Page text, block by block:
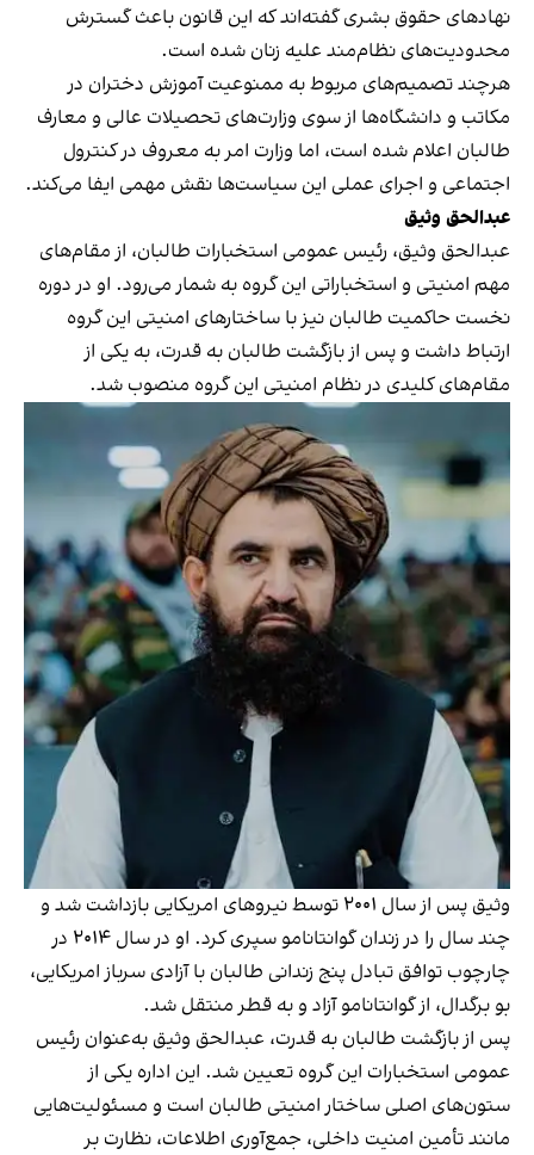
نهادهای حقوق بشری گفته‌اند که این قانون باعث گسترش
محدودیت‌های نظام‌مند علیه زنان شده است.
هرچند تصمیم‌های مربوط به ممنوعیت آموزش دختران در
مکاتب و دانشگاه‌ها از سوی وزارت‌های تحصیلات عالی و معارف
طالبان اعلام شده است، اما وزارت امر به معروف در کنترول
اجتماعی و اجرای عملی این سیاست‌ها نقش مهمی ایفا می‌کند.
عبدالحق وثیق
عبدالحق وثیق، رئیس عمومی استخبارات طالبان، از مقام‌های
مهم امنیتی و استخباراتی این گروه به شمار می‌رود. او در دوره
نخست حاکمیت طالبان نیز با ساختارهای امنیتی این گروه
ارتباط داشت و پس از بازگشت طالبان به قدرت، به یکی از
مقام‌های کلیدی در نظام امنیتی این گروه منصوب شد.
وثیق پس از سال ۲۰۰۱ توسط نیروهای امریکایی بازداشت شد و
چند سال را در زندان گوانتانامو سپری کرد. او در سال ۲۰۱۴ در
چارچوب توافق تبادل پنج زندانی طالبان با آزادی سرباز امریکایی،
بو برگدال، از گوانتانامو آزاد و به قطر منتقل شد.
پس از بازگشت طالبان به قدرت، عبدالحق وثیق به‌عنوان رئیس
عمومی استخبارات این گروه تعیین شد. این اداره یکی از
ستون‌های اصلی ساختار امنیتی طالبان است و مسئولیت‌هایی
مانند تأمین امنیت داخلی، جمع‌آوری اطلاعات، نظارت بر